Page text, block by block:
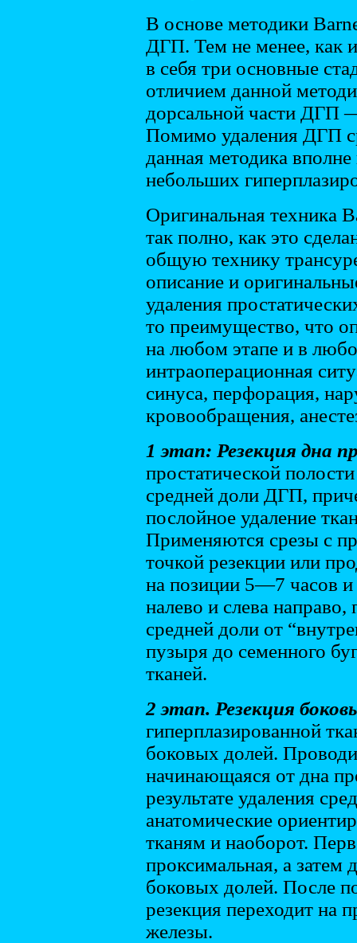
В основе методики
ДГП. Тем не менее, как
в себя три основные
отличием данной
дорсальной части ДГП
Помимо удаления ДГП
данная методика
небольших
Оригинальная техника
так полно, как это
общую технику
описание и
удаления
то преимущество, что
на любом этапе и в
интраоперационная
синуса, перфорация,
кровообращения,
1 этап: Резекция дна
простатической
средней доли ДГП,
послойное удаление
Применяются срезы с
точкой резекции или
на позиции 5—7 часов
налево и слева
средней доли от
пузыря до семенного
тканей.
2 этап. Резекция
гиперплазированной
боковых долей.
начинающаяся от дна
результате удаления
анатомические
тканям и наоборот.
проксимальная, а затем
боковых долей. После
резекция переходит на
железы.